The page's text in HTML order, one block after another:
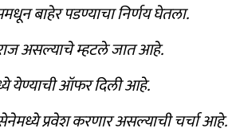
बाहेर पडण्याचा निर्णय घेतला.
असल्याचे म्हटले जात आहे.
येण्याची ऑफर दिली आहे.
प्रवेश करणार असल्याची चर्चा आहे.